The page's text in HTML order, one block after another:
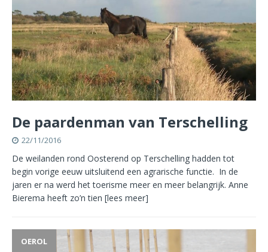
De paardenman van Terschelling
22/11/2016
De weilanden rond Oosterend op Terschelling hadden tot
begin vorige eeuw uitsluitend een agrarische functie. In de
jaren er na werd het toerisme meer en meer belangrijk. Anne
Bierema heeft zo’n tien [lees meer]
OEROL